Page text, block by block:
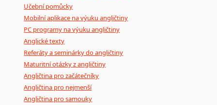
Učební pomůcky
Mobilní aplikace na výuku angličtiny
PC programy na výuku angličtiny
Anglické texty
Referáty a seminárky do angličtiny
Maturitní otázky z angličtiny
Angličtina pro začátečníky
Angličtina pro nejmenší
Angličtina pro samouky